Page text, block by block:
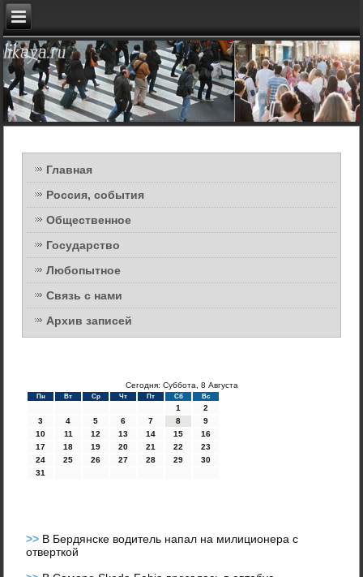
Главная
Россия, события
Общественное
Государство
Любопытное
Связь с нами
Архив записей
Сегодня: Суббота, 8 Августа
Пн Вт Ср Чт Пт Сб Вс
1
2
3
4 5 6 7 8
9
10
11 12 13 14 15
16
17
18 19 20 21 22
23
24
25 26 27 28 29
30
31
>> В Бердянске водитель напал на милиционера с
отверткой